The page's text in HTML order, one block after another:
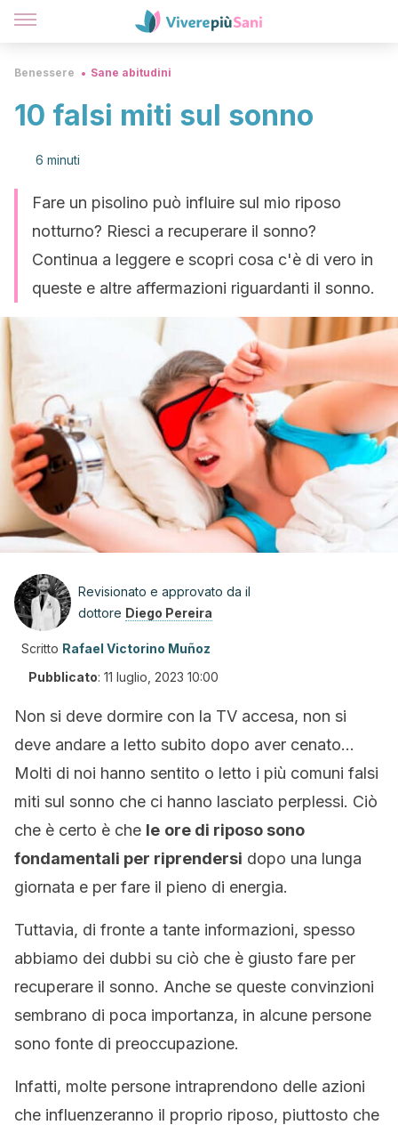
Benessere Sane abitudini
10 falsi miti sul sonno
6 minuti
Fare un pisolino può influire sul mio riposo
notturno? Riesci a recuperare il sonno?
Continua a leggere e scopri cosa c'è di vero in
queste e altre affermazioni riguardanti il sonno.
Revisionato e approvato da il
dottore Diego Pereira
Scritto Rafael Victorino Muñoz
Pubblicato: 11 luglio, 2023 10:00
Non si deve dormire con la TV accesa, non si
deve andare a letto subito dopo aver cenato…
Molti di noi hanno sentito o letto i più comuni falsi
miti sul sonno che ci hanno lasciato perplessi. Ciò
che è certo è che le ore di riposo sono
fondamentali per riprendersi dopo una lunga
giornata e per fare il pieno di energia.
Tuttavia, di fronte a tante informazioni, spesso
abbiamo dei dubbi su ciò che è giusto fare per
recuperare il sonno. Anche se queste convinzioni
sembrano di poca importanza, in alcune persone
sono fonte di preoccupazione.
Infatti, molte persone intraprendono delle azioni
che influenzeranno il proprio riposo, piuttosto che